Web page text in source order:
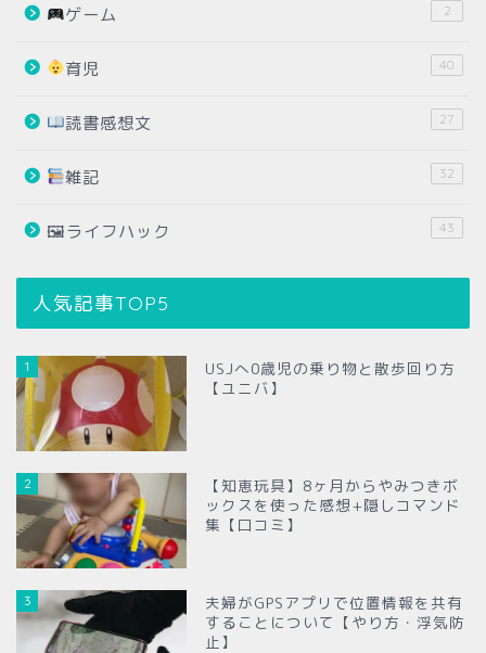
ゲーム 2
育児 40
読書感想文 27
雑記 32
🖼ライフハック 43
人気記事TOP5
1
USJへ0歳児の乗り物と散歩回り方
【ユニバ】
2
【知恵玩具】8ヶ月からやみつきボ
ックスを使った感想+隠しコマンド
集【口コミ】
3
夫婦がGPSアプリで位置情報を共有
することについて【やり方・浮気防
止】